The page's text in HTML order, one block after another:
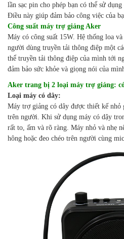
lần sạc pin cho phép bạn có thể sử
Điều này giúp đảm bảo công việc của
Công suất máy trợ giảng Aker
Máy có công suất 15W. Hệ thống loa
người dùng truyền tải thông điệp một
thể truyền tải thông điệp của mình tới
đảm bảo sức khỏe và giọng nói của
Aker trang bị 2 loại máy trợ giảng:
Loại máy có dây:
Máy trợ giảng có dây được thiết kế nhỏ
trên người. Khi sử dụng máy có dậy
rất to, ấm và rõ ràng. Máy nhỏ và nhẹ
hông hoặc đeo chéo trên người cùng